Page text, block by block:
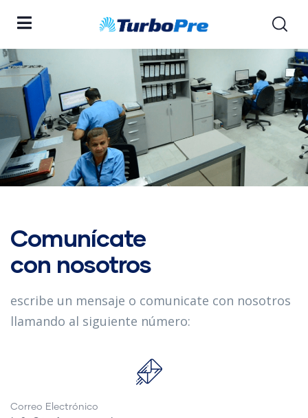
Comunícate
con nosotros
escribe un mensaje o comunicate con nosotros
llamando al siguiente número:
Correo Electrónico